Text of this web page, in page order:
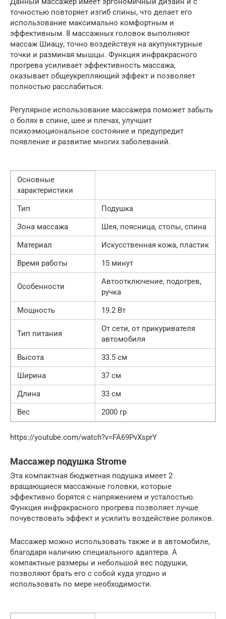
точностью повторяет изгиб спины, что делает его
использование максимально комфортным и
эффективным. 8 массажных головок выполняют
массаж Шиацу, точно воздействуя на акупунктурные
точки и разминая мышцы. Функция инфракрасного
прогрева усиливает эффективность массажа,
оказывает общеукрепляющий эффект и позволяет
полностью расслабиться.
Регулярное использование массажера поможет забыть
о болях в спине, шее и плечах, улучшит
психоэмоциональное состояние и предупредит
появление и развитие многих заболеваний.
Основные
характеристики
Тип
Подушка
Зона массажа
Шея, поясница, стопы, спина
Материал
Искусственная кожа, пластик
Время работы
15 минут
Особенности
Автоотключение, подогрев,
ручка
Мощность
19.2 Вт
Тип питания
От сети, от прикуривателя
автомобиля
Высота
33.5 см
Ширина
37 см
Длина
33 см
Вес
2000 гр
https://youtube.com/watch?v=FA69PvXsprY
Массажер подушка Strome
Эта компактная бюджетная подушка имеет 2
вращающиеся массажные головки, которые
эффективно борятся с напряжением и усталостью.
Функция инфракрасного прогрева позволяет лучше
почувствовать эффект и усилить воздействие роликов.
Массажер можно использовать также и в автомобиле,
благодаря наличию специального адаптера. А
компактные размеры и небольшой вес подушки,
позволяют брать его с собой куда угодно и
использовать по мере необходимости.